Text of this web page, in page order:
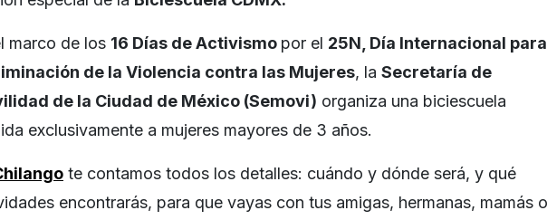
marco de los 16 Días de Activismo por el 25N, Día Internacional para
de la Violencia contra las Mujeres, la Secretaría de
de la Ciudad de México (Semovi) organiza una biciescuela
exclusivamente a mujeres mayores de 3 años.
te contamos todos los detalles: cuándo y dónde será, y qué
encontrarás, para que vayas con tus amigas, hermanas, mamás o